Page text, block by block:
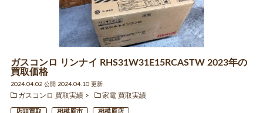
ガスコンロ リンナイ RHS31W31E15RCASTW 2023年の
買取価格
2024.04.02 公開 2024.04.10 更新
ガスコンロ 買取実績
家電 買取実績
店頭買取 相模原市 相模原店